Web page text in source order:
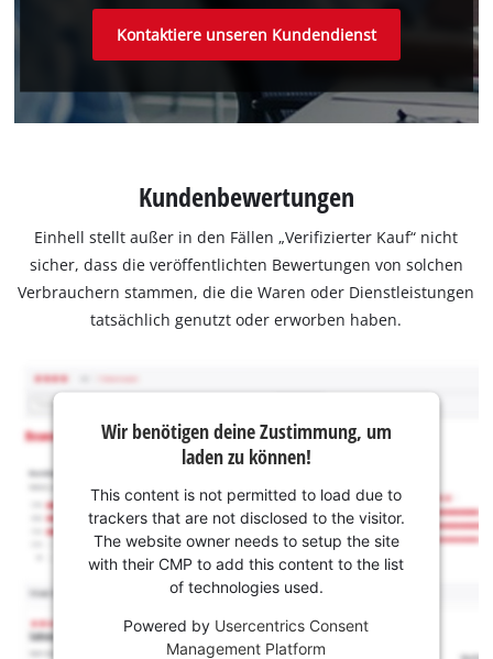
Kontaktiere unseren Kundendienst
Kundenbewertungen
Einhell stellt außer in den Fällen „Verifizierter Kauf“ nicht
sicher, dass die veröffentlichten Bewertungen von solchen
Verbrauchern stammen, die die Waren oder Dienstleistungen
tatsächlich genutzt oder erworben haben.
Wir benötigen deine Zustimmung, um
laden zu können!
This content is not permitted to load due to
trackers that are not disclosed to the visitor.
The website owner needs to setup the site
with their CMP to add this content to the list
of technologies used.
Powered by Usercentrics Consent
Management Platform